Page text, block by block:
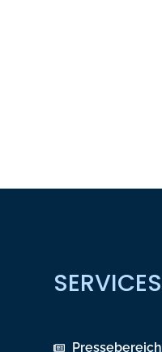
SERVICES
Pressebereich